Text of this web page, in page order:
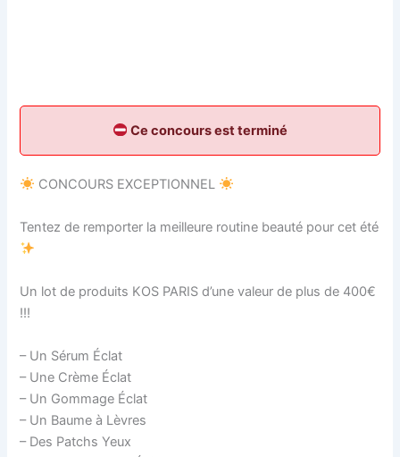
Ce concours est terminé
CONCOURS EXCEPTIONNEL
Tentez de remporter la meilleure routine beauté pour cet été
Un lot de produits KOS PARIS d’une valeur de plus de 400€
!!!
– Un Sérum Éclat
– ⁠Une Crème Éclat
– ⁠Un Gommage Éclat
– ⁠Un Baume à Lèvres
– ⁠Des Patchs Yeux